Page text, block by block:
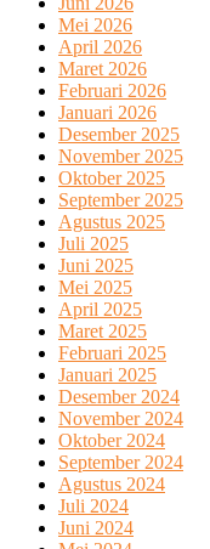
Mei 2026
April 2026
Maret 2026
Februari 2026
Januari 2026
Desember 2025
November 2025
Oktober 2025
September 2025
Agustus 2025
Juli 2025
Juni 2025
Mei 2025
April 2025
Maret 2025
Februari 2025
Januari 2025
Desember 2024
November 2024
Oktober 2024
September 2024
Agustus 2024
Juli 2024
Juni 2024